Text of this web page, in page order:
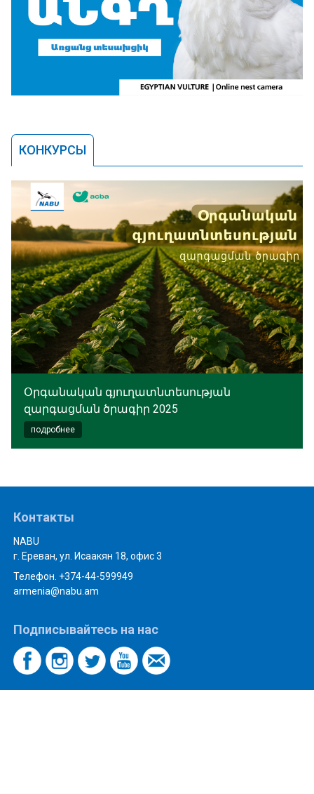
КОНКУРСЫ
Օրգանական գյուղատնտեսության
զարգացման ծրագիր 2025
подробнее
Контакты
NABU
г. Ереван, ул. Исаакян 18, офис 3
Телефон. +374-44-599949
armenia@nabu.am
Подписывайтесь на нас